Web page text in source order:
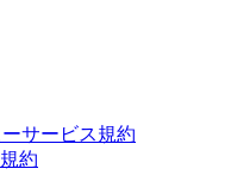
サービス規約
約